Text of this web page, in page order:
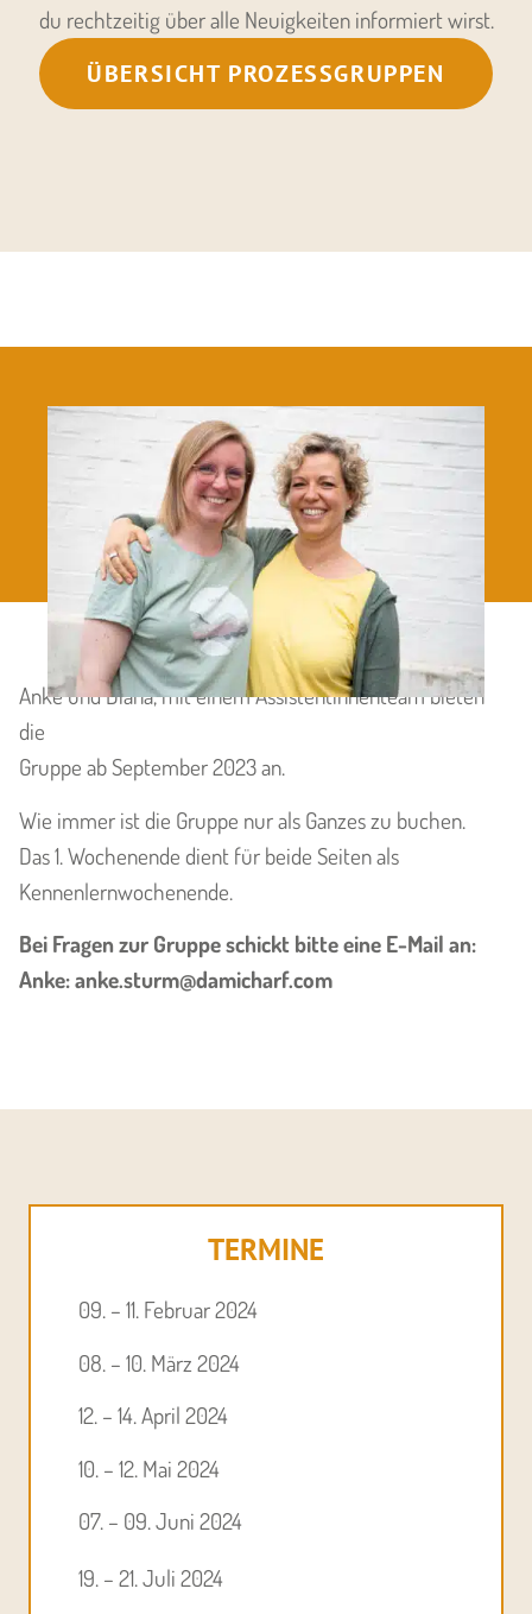
du rechtzeitig über alle Neuigkeiten informiert wirst.
ÜBERSICHT PROZESSGRUPPEN
LEBENSPROZESSE
TEAM ANKE UND DIANA
Anke und Diana, mit einem Assistentinnenteam bieten
die
Gruppe ab September 2023 an.
Wie immer ist die Gruppe nur als Ganzes zu buchen.
Das 1. Wochenende dient für beide Seiten als
Kennenlernwochenende.
Bei Fragen zur Gruppe schickt bitte eine E-Mail an:
Anke: anke.sturm@damicharf.com
TERMINE
09. – 11. Februar 2024
08. – 10. März 2024
12. – 14. April 2024
10. – 12. Mai 2024
07. – 09. Juni 2024
19. – 21. Juli 2024